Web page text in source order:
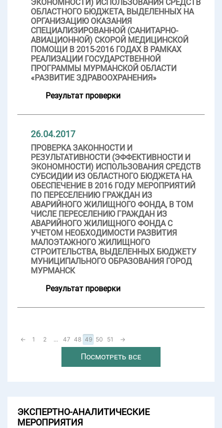
ЭКОНОМНОСТИ) ИСПОЛЬЗОВАНИЯ СРЕДСТВ
ОБЛАСТНОГО БЮДЖЕТА, ВЫДЕЛЕННЫХ НА
ОРГАНИЗАЦИЮ ОКАЗАНИЯ
СПЕЦИАЛИЗИРОВАННОЙ (САНИТАРНО-
АВИАЦИОННОЙ) СКОРОЙ МЕДИЦИНСКОЙ
ПОМОЩИ В 2015-2016 ГОДАХ В РАМКАХ
РЕАЛИЗАЦИИ ГОСУДАРСТВЕННОЙ
ПРОГРАММЫ МУРМАНСКОЙ ОБЛАСТИ
«РАЗВИТИЕ ЗДРАВООХРАНЕНИЯ»
Результат проверки
26.04.2017
ПРОВЕРКА ЗАКОННОСТИ И
РЕЗУЛЬТАТИВНОСТИ (ЭФФЕКТИВНОСТИ И
ЭКОНОМНОСТИ) ИСПОЛЬЗОВАНИЯ СРЕДСТВ
СУБСИДИИ ИЗ ОБЛАСТНОГО БЮДЖЕТА НА
ОБЕСПЕЧЕНИЕ В 2016 ГОДУ МЕРОПРИЯТИЙ
ПО ПЕРЕСЕЛЕНИЮ ГРАЖДАН ИЗ
АВАРИЙНОГО ЖИЛИЩНОГО ФОНДА, В ТОМ
ЧИСЛЕ ПЕРЕСЕЛЕНИЮ ГРАЖДАН ИЗ
АВАРИЙНОГО ЖИЛИЩНОГО ФОНДА С
УЧЕТОМ НЕОБХОДИМОСТИ РАЗВИТИЯ
МАЛОЭТАЖНОГО ЖИЛИЩНОГО
СТРОИТЕЛЬСТВА, ВЫДЕЛЕННЫХ БЮДЖЕТУ
МУНИЦИПАЛЬНОГО ОБРАЗОВАНИЯ ГОРОД
МУРМАНСК
Результат проверки
← 1 2 ... 47 48 49 50 51 →
Посмотреть все
ЭКСПЕРТНО-АНАЛИТИЧЕСКИЕ
МЕРОПРИЯТИЯ